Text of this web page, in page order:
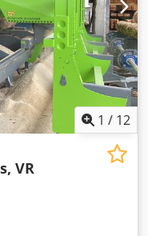
1 / 12
VR